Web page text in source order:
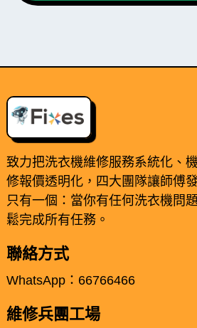
致力把洗衣機維修服務系統化、
修報價透明化，四大團隊讓師傅
只有一個：當你有任何洗衣機問
鬆完成所有任務。
聯絡方式
WhatsApp：66766466
維修兵團工場